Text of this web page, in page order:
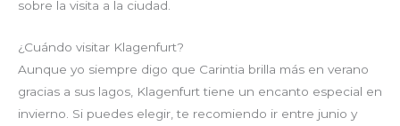
sobre la visita a la ciudad.
¿Cuándo visitar Klagenfurt?
Aunque yo siempre digo que Carintia brilla más en verano
gracias a sus lagos, Klagenfurt tiene un encanto especial en
invierno. Si puedes elegir, te recomiendo ir entre junio y